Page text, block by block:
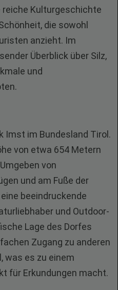
Kulturgeschichte
die sowohl
anzieht. Im
Überblick über Silz,
und
Imst im Bundesland Tirol.
von etwa 654 Metern
von
und am Fuße der
beeindruckende
und Outdoor-
Lage des Dorfes
Zugang zu anderen
was es zu einem
für Erkundungen macht.